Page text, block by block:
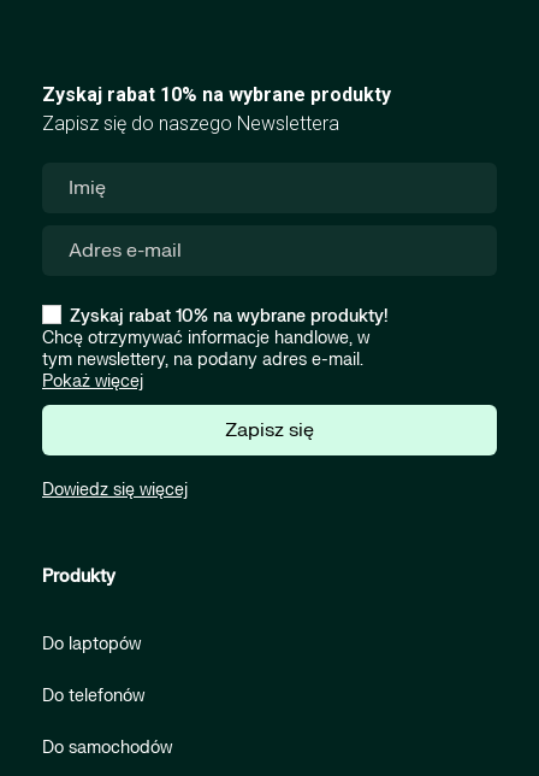
Zyskaj rabat 10% na wybrane produkty
Zapisz się do naszego Newslettera
Zyskaj rabat 10% na wybrane produkty!
Chcę otrzymywać informacje handlowe, w
tym newslettery, na podany adres e-mail.
Pokaż więcej
Zapisz się
Dowiedz się więcej
Produkty
Do laptopów
Do telefonów
Do samochodów